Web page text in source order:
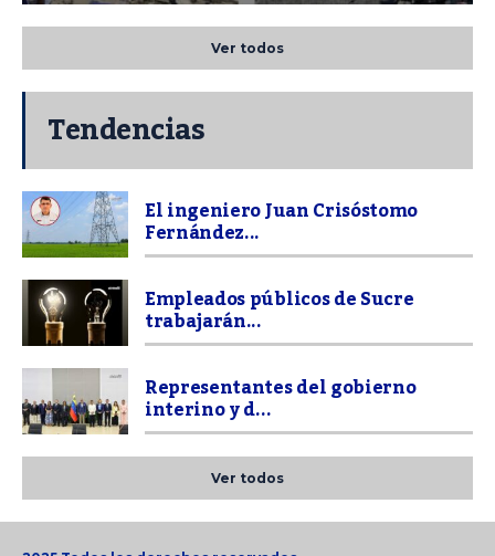
Ver todos
Tendencias
El ingeniero Juan Crisóstomo
Fernández...
Empleados públicos de Sucre
trabajarán...
Representantes del gobierno
interino y d...
Ver todos